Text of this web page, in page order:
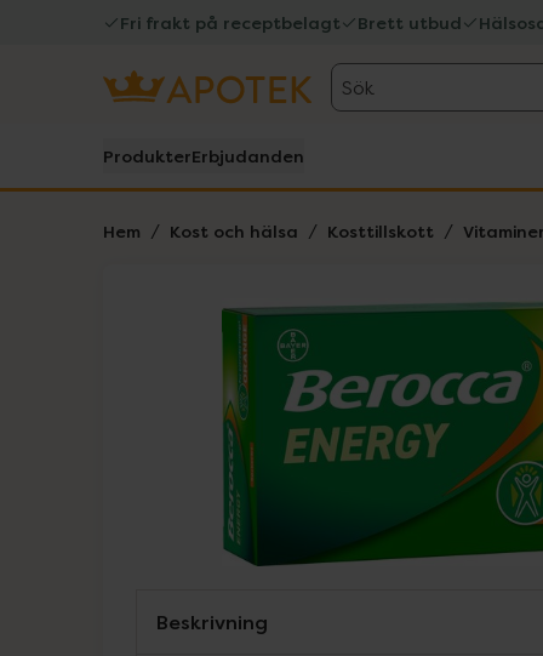
Fri frakt på receptbelagt Brett utbud
Sök
ProdukterErbjudanden
Hem Kost och hälsa Kosttillskott
Lista: . Innehåller 1 objekt.
Hoppa över Lista
Beskrivning